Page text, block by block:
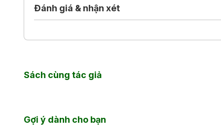
diệu mà nó khơi gợi bên trong chúng ta, nhắc chúng
"Văn phong của Evie bắt lấy tay bạn và dẫn bạn
Đánh giá & nhận xét
Sách cùng tác giả
Gợi ý dành cho bạn